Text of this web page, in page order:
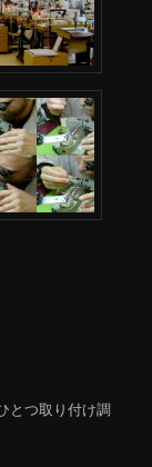
とつ取り付け調